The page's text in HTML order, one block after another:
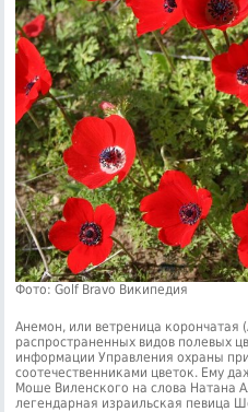
Фото: Golf Bravo Википедия
Анемон, или ветреница корончатая
распространенных видов полевых
информации Управления охраны
соотечественниками цветок. Ему
Моше Виленского на слова Натана
легендарная израильская певица